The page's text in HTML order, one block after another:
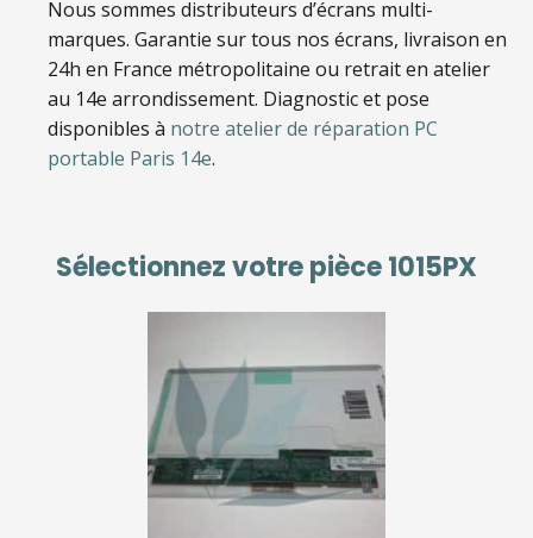
Nous sommes distributeurs d’écrans multi-
marques. Garantie sur tous nos écrans, livraison en
24h en France métropolitaine ou retrait en atelier
au 14e arrondissement. Diagnostic et pose
disponibles à notre atelier de réparation PC
portable Paris 14e.
Sélectionnez votre pièce1015PX